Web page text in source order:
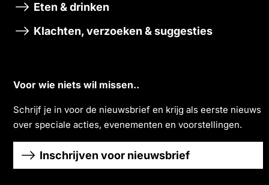
Eten & drinken
Klachten, verzoeken & suggesties
Voor wie niets wil missen..
Schrĳf je in voor de nieuwsbrief en krĳg als eerste nieuws
over speciale acties, evenementen en voorstellingen.
Inschrijven voor nieuwsbrief